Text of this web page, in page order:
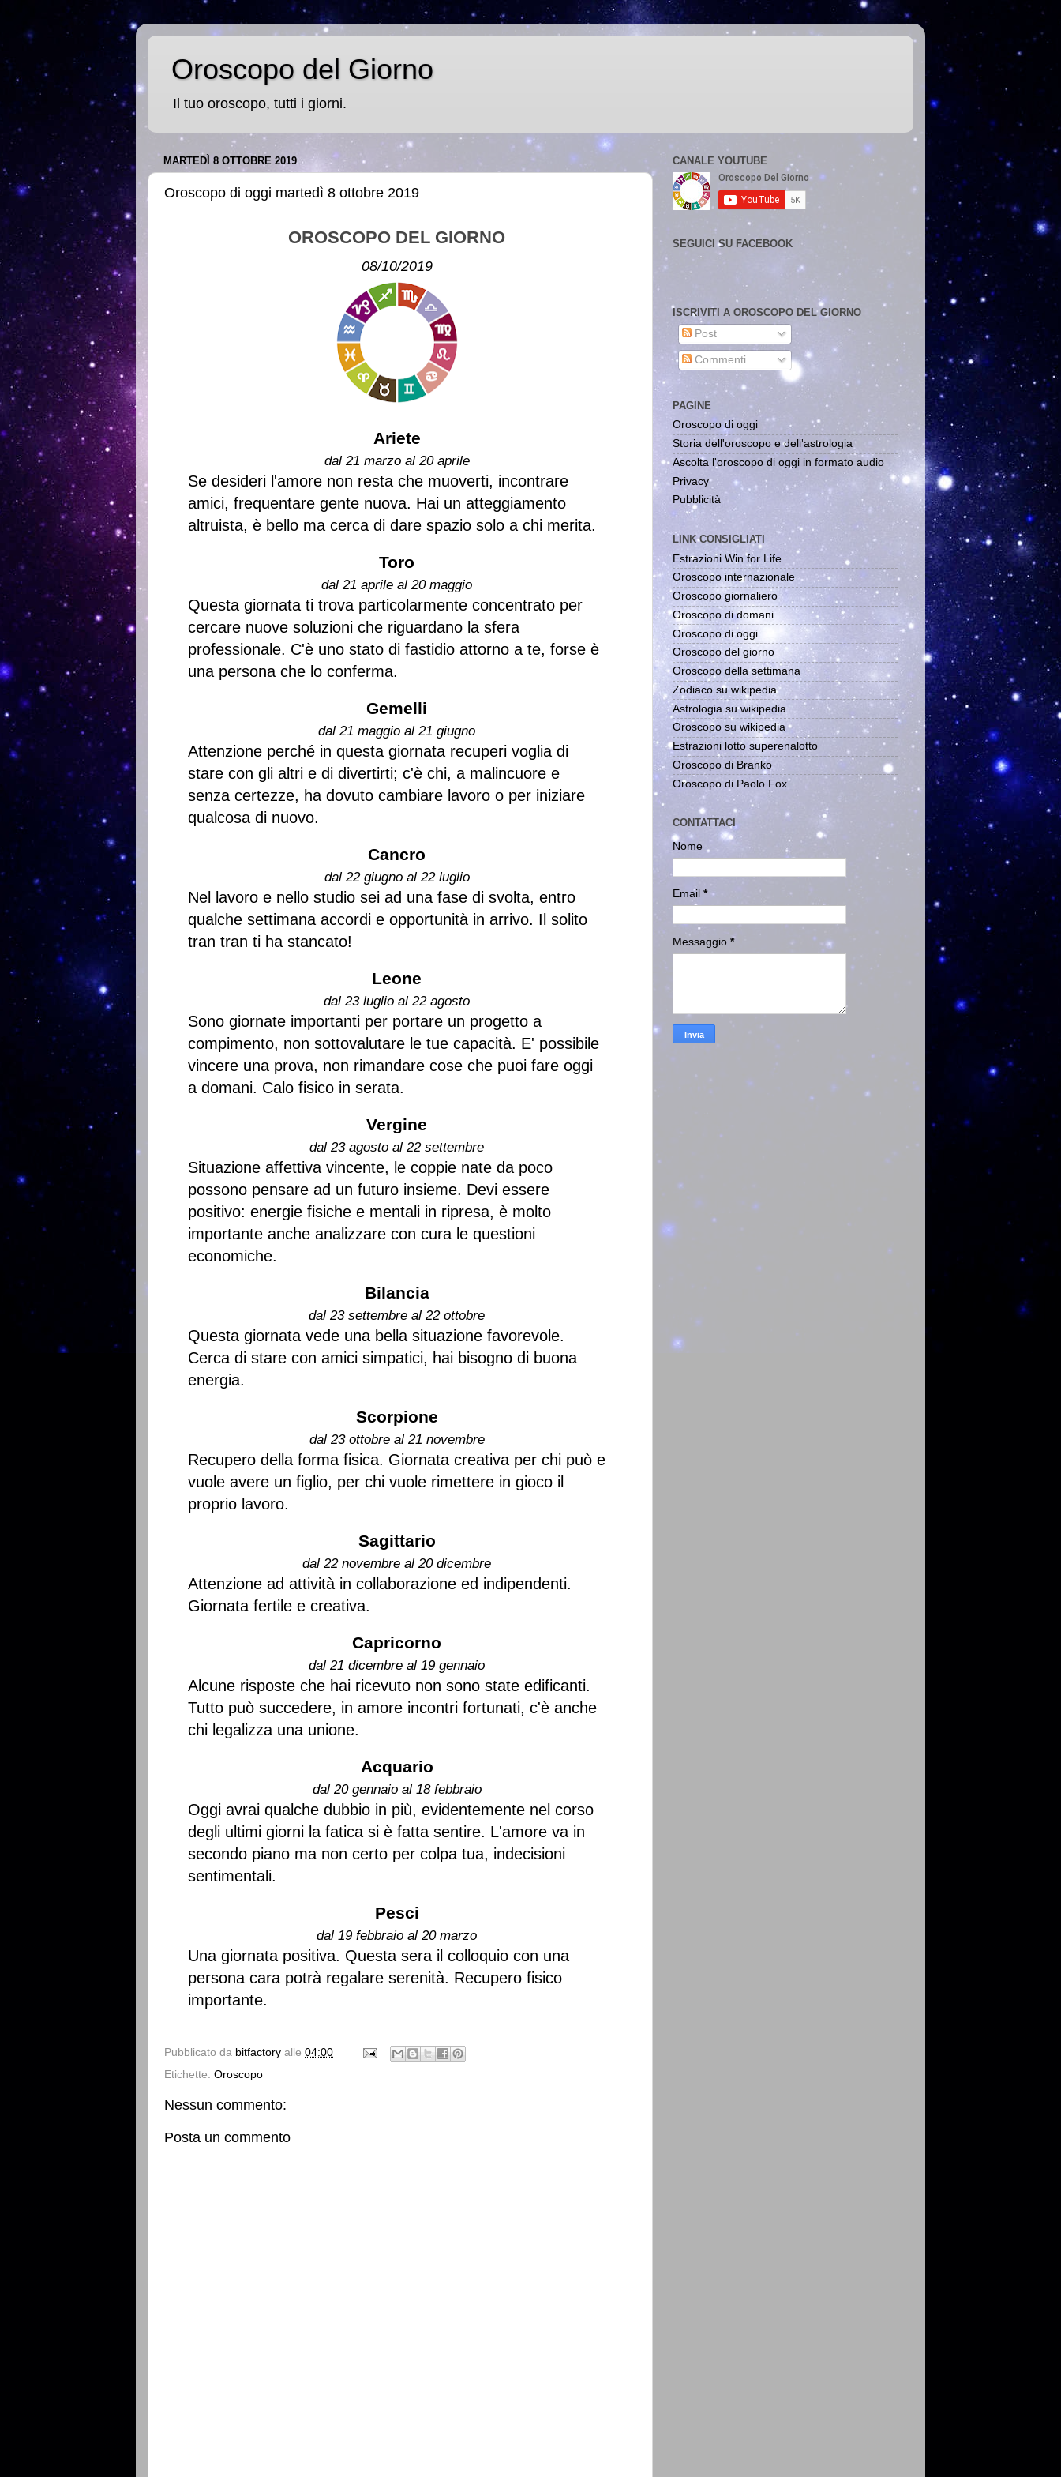
Oroscopo del Giorno
Il tuo oroscopo, tutti i giorni.
MARTEDÌ 8 OTTOBRE 2019
Oroscopo di oggi martedì 8 ottobre 2019
OROSCOPO DEL GIORNO
08/10/2019
Ariete
dal 21 marzo al 20 aprile
Se desideri l'amore non resta che muoverti, incontrare
amici, frequentare gente nuova. Hai un atteggiamento
altruista, è bello ma cerca di dare spazio solo a chi merita.
Toro
dal 21 aprile al 20 maggio
Questa giornata ti trova particolarmente concentrato per
cercare nuove soluzioni che riguardano la sfera
professionale. C'è uno stato di fastidio attorno a te, forse è
una persona che lo conferma.
Gemelli
dal 21 maggio al 21 giugno
Attenzione perché in questa giornata recuperi voglia di
stare con gli altri e di divertirti; c'è chi, a malincuore e
senza certezze, ha dovuto cambiare lavoro o per iniziare
qualcosa di nuovo.
Cancro
dal 22 giugno al 22 luglio
Nel lavoro e nello studio sei ad una fase di svolta, entro
qualche settimana accordi e opportunità in arrivo. Il solito
tran tran ti ha stancato!
Leone
dal 23 luglio al 22 agosto
Sono giornate importanti per portare un progetto a
compimento, non sottovalutare le tue capacità. E' possibile
vincere una prova, non rimandare cose che puoi fare oggi
a domani. Calo fisico in serata.
Vergine
dal 23 agosto al 22 settembre
Situazione affettiva vincente, le coppie nate da poco
possono pensare ad un futuro insieme. Devi essere
positivo: energie fisiche e mentali in ripresa, è molto
importante anche analizzare con cura le questioni
economiche.
Bilancia
dal 23 settembre al 22 ottobre
Questa giornata vede una bella situazione favorevole.
Cerca di stare con amici simpatici, hai bisogno di buona
energia.
Scorpione
dal 23 ottobre al 21 novembre
Recupero della forma fisica. Giornata creativa per chi può e
vuole avere un figlio, per chi vuole rimettere in gioco il
proprio lavoro.
Sagittario
dal 22 novembre al 20 dicembre
Attenzione ad attività in collaborazione ed indipendenti.
Giornata fertile e creativa.
Capricorno
dal 21 dicembre al 19 gennaio
Alcune risposte che hai ricevuto non sono state edificanti.
Tutto può succedere, in amore incontri fortunati, c'è anche
chi legalizza una unione.
Acquario
dal 20 gennaio al 18 febbraio
Oggi avrai qualche dubbio in più, evidentemente nel corso
degli ultimi giorni la fatica si è fatta sentire. L'amore va in
secondo piano ma non certo per colpa tua, indecisioni
sentimentali.
Pesci
dal 19 febbraio al 20 marzo
Una giornata positiva. Questa sera il colloquio con una
persona cara potrà regalare serenità. Recupero fisico
importante.
Pubblicato da bitfactory alle 04:00
Etichette: Oroscopo
Nessun commento:
Posta un commento
CANALE YOUTUBE
SEGUICI SU FACEBOOK
ISCRIVITI A OROSCOPO DEL GIORNO
Post
Commenti
PAGINE
Oroscopo di oggi
Storia dell'oroscopo e dell'astrologia
Ascolta l'oroscopo di oggi in formato audio
Privacy
Pubblicità
LINK CONSIGLIATI
Estrazioni Win for Life
Oroscopo internazionale
Oroscopo giornaliero
Oroscopo di domani
Oroscopo di oggi
Oroscopo del giorno
Oroscopo della settimana
Zodiaco su wikipedia
Astrologia su wikipedia
Oroscopo su wikipedia
Estrazioni lotto superenalotto
Oroscopo di Branko
Oroscopo di Paolo Fox
CONTATTACI
Nome
Email *
Messaggio *